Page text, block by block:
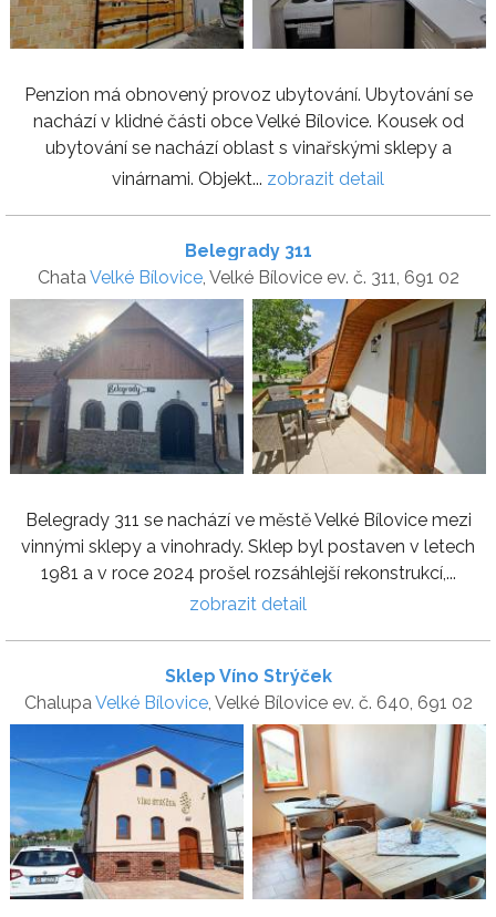
Penzion má obnovený provoz ubytování. Ubytování se
nachází v klidné části obce Velké Bílovice. Kousek od
ubytování se nachází oblast s vinařskými sklepy a
vinárnami. Objekt... zobrazit detail
Belegrady 311
ChataVelké Bílovice, Velké Bílovice ev. č. 311, 691 02
Belegrady 311 se nachází ve městě Velké Bílovice mezi
vinnými sklepy a vinohrady. Sklep byl postaven v letech
1981 a v roce 2024 prošel rozsáhlejší rekonstrukcí,...
zobrazit detail
Sklep Víno Strýček
ChalupaVelké Bílovice, Velké Bílovice ev. č. 640, 691 02